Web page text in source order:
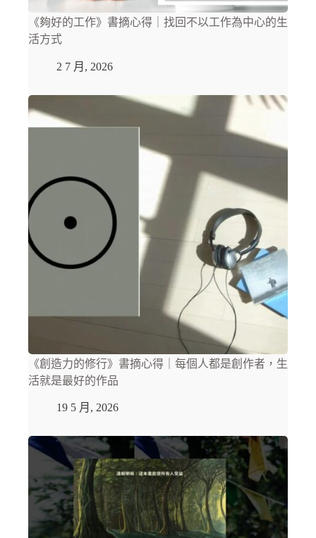
《夠好的工作》書摘心得｜找回不以工作為中心的生
活方式
2 7 月, 2026
《創造力的修行》書摘心得｜每個人都是創作者，生
活就是最好的作品
19 5 月, 2026